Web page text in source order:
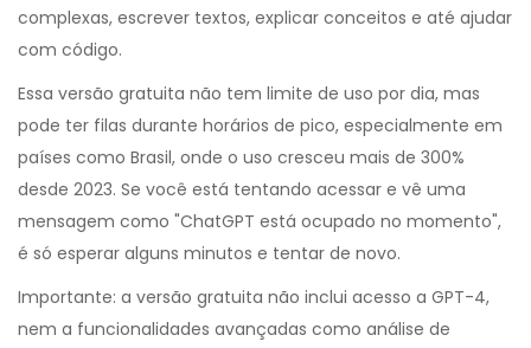
complexas, escrever textos, explicar conceitos e até ajudar
com código.
Essa versão gratuita não tem limite de uso por dia, mas
pode ter filas durante horários de pico, especialmente em
países como Brasil, onde o uso cresceu mais de 300%
desde 2023. Se você está tentando acessar e vê uma
mensagem como "ChatGPT está ocupado no momento",
é só esperar alguns minutos e tentar de novo.
Importante: a versão gratuita não inclui acesso a GPT-4,
nem a funcionalidades avançadas como análise de